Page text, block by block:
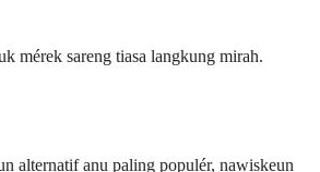
mérek sareng tiasa langkung mirah.
alternatif anu paling populér, nawiskeun